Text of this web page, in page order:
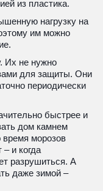
из пластика.
нагрузку на
им можно
Их не нужно
для защиты. Они
периодически
быстрее и
дом камнем
время морозов
– и когда
разрушиться. А
даже зимой –